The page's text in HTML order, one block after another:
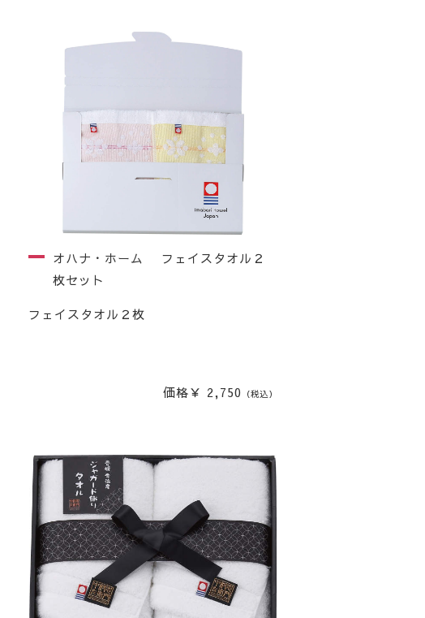
オハナ・ホーム フェイスタオル２
枚セット
フェイスタオル２枚
価格￥ 2,750 （税込）